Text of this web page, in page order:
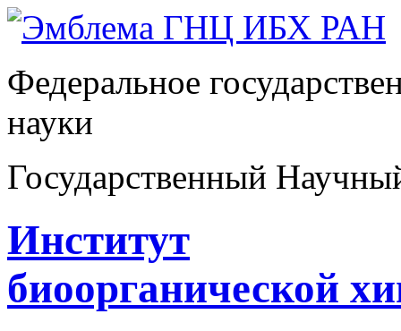
Федеральное
науки
Государственный
Институт
биоорганической